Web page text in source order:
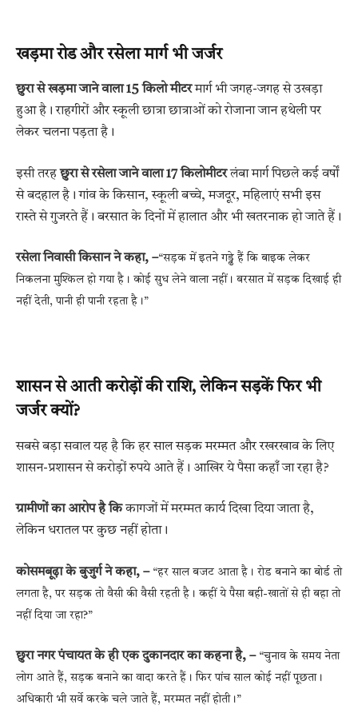
खड़मा रोड और रसेला मार्ग भी जर्जर
छुरा से खड़मा जाने वाला 15 किलो मीटरमार्ग भी जगह-जगह से उखड़ा
हुआ है। राहगीरों और स्कूली छात्रा छात्राओं को रोजाना जान हथेली पर
लेकर चलना पड़ता है।
इसी तरहछुरा से रसेला जाने वाला 17 किलोमीटरलंबा मार्ग पिछले कई वर्षों
से बदहाल है। गांव के किसान, स्कूली बच्चे, मजदूर, महिलाएं सभी इस
रास्ते से गुजरते हैं। बरसात के दिनों में हालात और भी खतरनाक हो जाते हैं।
रसेला निवासी किसान ने कहा, –“सड़क में इतने गड्ढे हैं कि बाइक लेकर
निकलना मुश्किल हो गया है। कोई सुध लेने वाला नहीं। बरसात में सड़क दिखाई ही
नहीं देती, पानी ही पानी रहता है।”
शासन से आती करोड़ों की राशि, लेकिन सड़कें फिर भी
जर्जर क्यों?
सबसे बड़ा सवाल यह है कि हर साल सड़क मरम्मत और रखरखाव के लिए
शासन-प्रशासन से करोड़ों रुपये आते हैं। आखिर ये पैसा कहाँ जा रहा है?
ग्रामीणों का आरोप है किकागजों में मरम्मत कार्य दिखा दिया जाता है,
लेकिन धरातल पर कुछ नहीं होता।
कोसमबूढ़ा के बुजुर्ग ने कहा, – “हर साल बजट आता है। रोड बनाने का बोर्ड तो
लगता है, पर सड़क तो वैसी की वैसी रहती है। कहीं ये पैसा बही-खातों से ही बहा तो
नहीं दिया जा रहा?”
छुरा नगर पंचायत के ही एक दुकानदार का कहना है, – “चुनाव के समय नेता
लोग आते हैं, सड़क बनाने का वादा करते हैं। फिर पांच साल कोई नहीं पूछता।
अधिकारी भी सर्वे करके चले जाते हैं, मरम्मत नहीं होती।”